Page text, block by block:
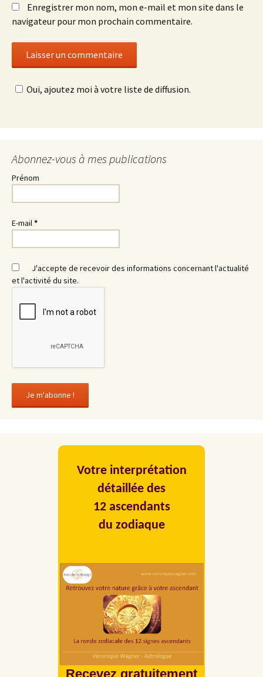
Enregistrer mon nom, mon e-mail et mon site dans le
navigateur pour mon prochain commentaire.
Oui, ajoutez moi à votre liste de diffusion.
Abonnez-vous à mes publications
Prénom
E-mail*
J'accepte de recevoir des informations concernant l'actualité
et l'activité du site.
Votre interprétation
détaillée des
12 ascendants
du zodiaque
Recevez gratuitement